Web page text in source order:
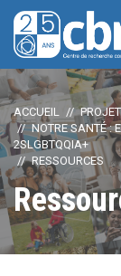
ACCUEIL
NOTRE SANTÉ :
2SLGBTQQIA+
RESSOURCES